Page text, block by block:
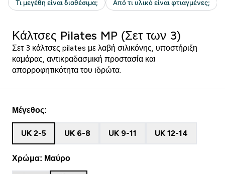
Κάλτσες Pilates MP (Σετ των 3)
Σετ 3 κάλτσες pilates με λαβή σιλικόνης, υποστήριξη
καμάρας, αντικραδασμική προστασία και
απορροφητικότητα του ιδρώτα.
Μέγεθος:
UK 2-5 UK 6-8 UK 9-11 UK 12-14
Χρώμα: Μαύρο